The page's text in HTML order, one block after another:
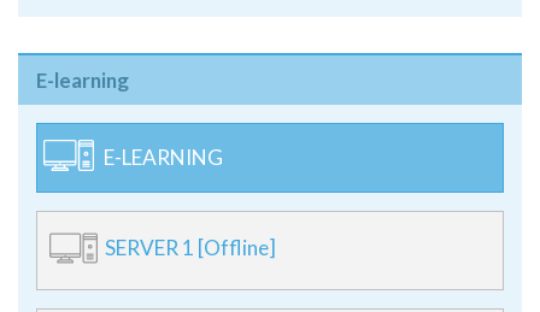
E-learning
E-LEARNING
SERVER 1 [Offline]